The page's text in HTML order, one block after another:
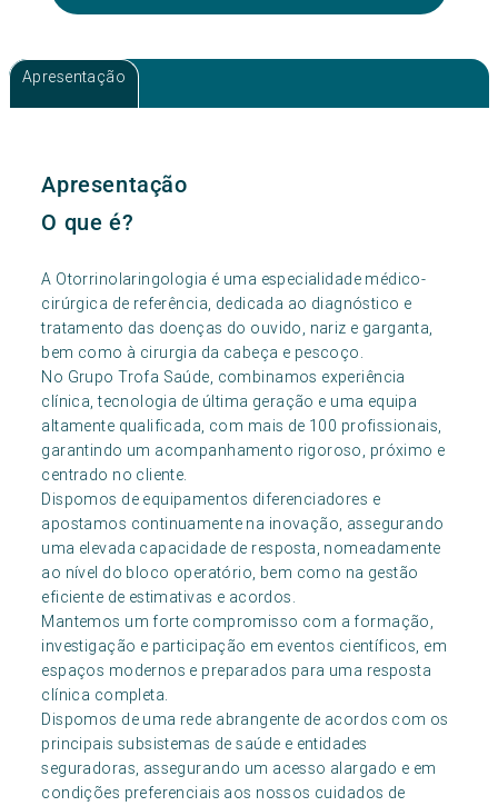
Apresentação
Apresentação
O que é?
A Otorrinolaringologia é uma especialidade médico-
cirúrgica de referência, dedicada ao diagnóstico e
tratamento das doenças do ouvido, nariz e garganta,
bem como à cirurgia da cabeça e pescoço.
No Grupo Trofa Saúde, combinamos experiência
clínica, tecnologia de última geração e uma equipa
altamente qualificada, com mais de 100 profissionais,
garantindo um acompanhamento rigoroso, próximo e
centrado no cliente.
Dispomos de equipamentos diferenciadores e
apostamos continuamente na inovação, assegurando
uma elevada capacidade de resposta, nomeadamente
ao nível do bloco operatório, bem como na gestão
eficiente de estimativas e acordos.
Mantemos um forte compromisso com a formação,
investigação e participação em eventos científicos, em
espaços modernos e preparados para uma resposta
clínica completa.
Dispomos de uma rede abrangente de acordos com os
principais subsistemas de saúde e entidades
seguradoras, assegurando um acesso alargado e em
condições preferenciais aos nossos cuidados de